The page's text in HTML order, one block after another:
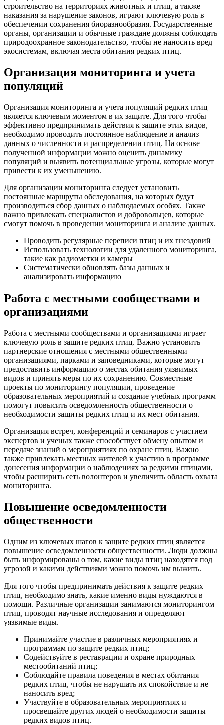
строительство на территориях животных и птиц, а также
наказания за нарушение законов, играют ключевую роль в
обеспечении сохранения биоразнообразия. Государственные
органы, организации и обычные граждане должны соблюдать
природоохранное законодательство, чтобы не наносить вред
экосистемам, включая места обитания редких птиц.
Организация мониторинга и учета
популяций
Организация мониторинга и учета популяций редких птиц
является ключевым моментом в их защите. Для того чтобы
эффективно предпринимать действия к защите этих видов,
необходимо проводить постоянное наблюдение и анализ
данных о численности и распределении птиц. На основе
полученной информации можно оценить динамику
популяций и выявить потенциальные угрозы, которые могут
привести к их уменьшению.
Для организации мониторинга следует установить
постоянные маршруты обследования, на которых будут
производиться сбор данных о наблюдаемых особях. Также
важно привлекать специалистов и добровольцев, которые
смогут помочь в проведении мониторинга и анализе данных.
Проводить регулярные переписи птиц и их гнездовий
Использовать технологии для удаленного мониторинга,
такие как радиометки и камеры
Систематически обновлять базы данных и
анализировать информацию
Работа с местными сообществами и
организациями
Работа с местными сообществами и организациями играет
ключевую роль в защите редких птиц. Важно установить
партнерские отношения с местными общественными
организациями, парками и заповедниками, которые могут
предоставить информацию о местах обитания уязвимых
видов и принять меры по их сохранению. Совместные
проекты по мониторингу популяции, проведение
образовательных мероприятий и создание учебных программ
помогут повысить осведомленность общественности о
необходимости защиты редких птиц и их мест обитания.
Организация встреч, конференций и семинаров с участием
экспертов и ученых также способствует обмену опытом и
передаче знаний о мероприятиях по охране птиц. Важно
также привлекать местных жителей к участию в программе
донесения информации о наблюдениях за редкими птицами,
чтобы расширить сеть волонтеров и увеличить область охвата
мониторинга.
Повышение осведомленности
общественности
Одним из ключевых шагов к защите редких птиц является
повышение осведомленности общественности. Люди должны
быть информированы о том, какие виды птиц находятся под
угрозой и какими действиями можно помочь им выжить.
Для того чтобы предпринимать действия к защите редких
птиц, необходимо знать, какие именно виды нуждаются в
помощи. Различные организации занимаются мониторингом
птиц, проводят научные исследования и определяют
уязвимые виды.
Принимайте участие в различных мероприятиях и
программам по защите редких птиц;
Содействуйте в реставрации и охране природных
местообитаний птиц;
Соблюдайте правила поведения в местах обитания
редких птиц, чтобы не нарушать их спокойствие и не
наносить вред;
Участвуйте в образовательных мероприятиях и
просвещайте других людей о необходимости защиты
редких видов птиц.